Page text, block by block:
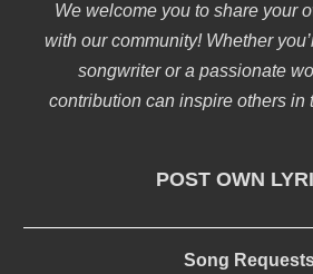
We welcome you to share your
with our community! Whether
songwriter or a passionate
contribution can inspire others in
POST OWN
Song